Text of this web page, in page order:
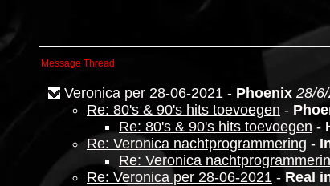
Message Thread
Veronica per 28-06-2021 - Phoenix 28/
Re: 80's & 90's hits toevoegen -
Re: 80's & 90's hits toevoegen -
Re: Veronica nachtprogrammering -
Re: Veronica
Re: Veronica per 28-06-2021 - Real